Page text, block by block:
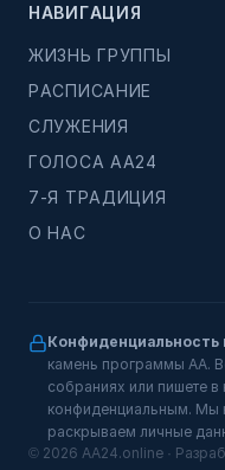
НАВИГАЦИЯ
ЖИЗНЬ ГРУППЫ
РАСПИСАНИЕ
СЛУЖЕНИЯ
ГОЛОСА АА24
7-Я ТРАДИЦИЯ
О НАС
Конфиденциальность
камень программы АА.
собраниях или пишете
конфиденциальным. Мы
раскрываем личные
© 2026 AA24.online ·